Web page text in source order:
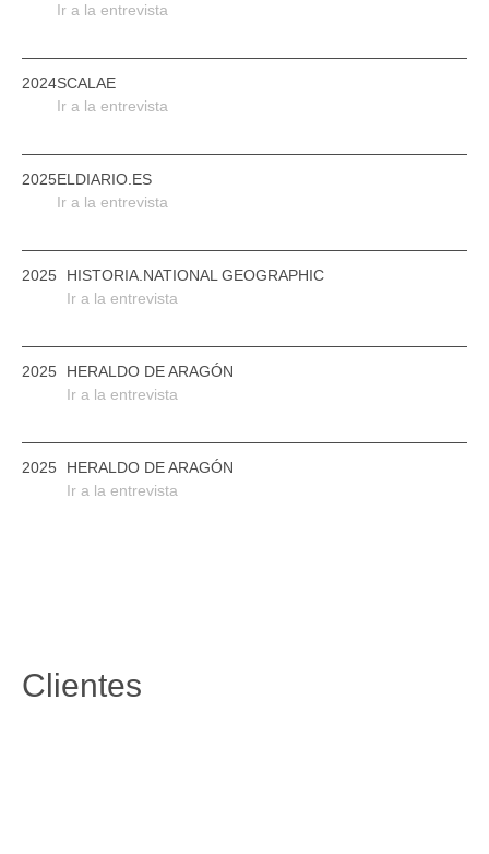
Ir a la entrevista
2024SCALAE
Ir a la entrevista
2025ELDIARIO.ES
Ir a la entrevista
2025
HISTORIA.NATIONAL GEOGRAPHIC
Ir a la entrevista
2025
HERALDO DE ARAGÓN
Ir a la entrevista
2025
HERALDO DE ARAGÓN
Ir a la entrevista
Clientes